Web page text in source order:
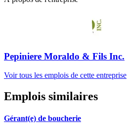
Pepiniere Moraldo & Fils Inc.
Voir tous les emplois de cette entreprise
Emplois similaires
Gérant(e) de boucherie